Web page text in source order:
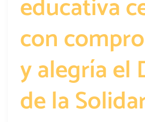
educativa
con
y alegría el
de la